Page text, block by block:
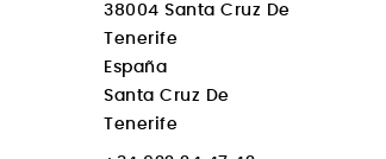
38004 Santa Cruz De
Tenerife
España
Santa Cruz De
Tenerife